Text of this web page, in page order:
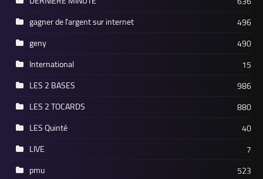
gagner de l'argent sur internet
496
geny
490
International
15
LES 2 BASES
986
LES 2 TOCARDS
880
LES Quinté
40
LIVE
7
pmu
523